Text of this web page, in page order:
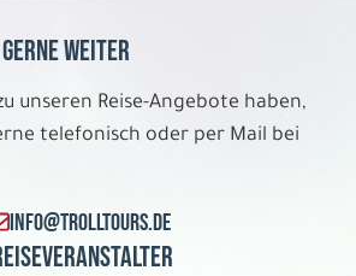
- Do. 20.08.2026
Küstenstrasse
P.P. AB
weiter
unseren Reise-Angebote haben,
telefonisch oder per Mail bei
INFO@TROLLTOURS.DE